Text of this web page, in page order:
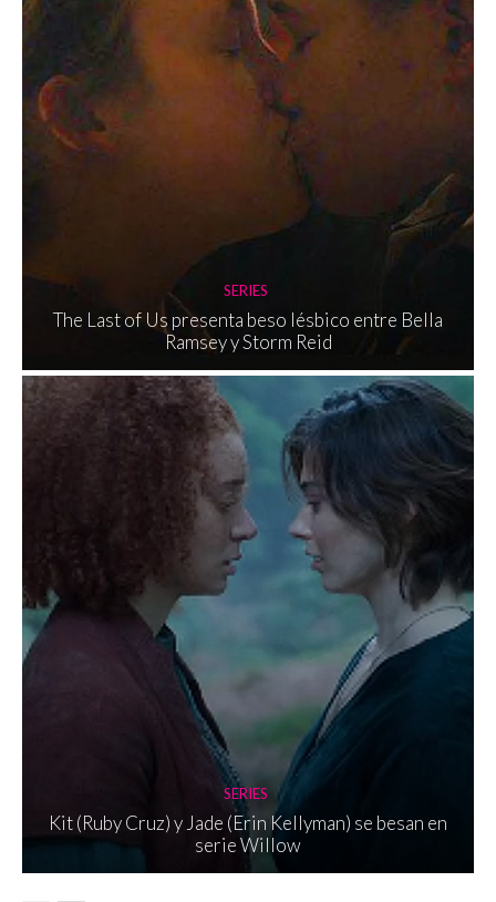
SERIES
The Last of Us presenta beso lésbico entre Bella
Ramsey y Storm Reid
SERIES
Kit (Ruby Cruz) y Jade (Erin Kellyman) se besan en
serie Willow